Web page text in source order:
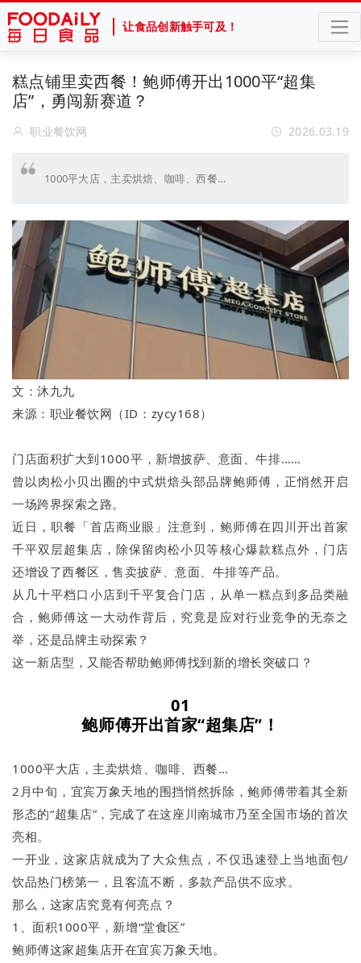
让食品创新触手可及！
糕点铺里卖西餐！鲍师傅开出1000平“超集
店”，勇闯新赛道？
职业餐饮网 2026.03.19
1000平大店，主卖烘焙、咖啡、西餐…
文：沐九九
来源：职业餐饮网（ID：zycy168）
门店面积扩大到1000平，新增披萨、意面、牛排……
曾以肉松小贝出圈的中式烘焙头部品牌鲍师傅，正悄然开启
一场跨界探索之路。
近日，职餐「首店商业眼」注意到，鲍师傅在四川开出首家
千平双层超集店，除保留肉松小贝等核心爆款糕点外，门店
还增设了西餐区，售卖披萨、意面、牛排等产品。
从几十平档口小店到千平复合门店，从单一糕点到多品类融
合，鲍师傅这一大动作背后，究竟是应对行业竞争的无奈之
举，还是品牌主动探索？
这一新店型，又能否帮助鲍师傅找到新的增长突破口？
01
鲍师傅开出首家“超集店”！
1000平大店，主卖烘焙、咖啡、西餐…
2月中旬，宜宾万象天地的围挡悄然拆除，鲍师傅带着其全新
形态的“超集店”，完成了在这座川南城市乃至全国市场的首次
亮相。
一开业，这家店就成为了大众焦点，不仅迅速登上当地面包/
饮品热门榜第一，且客流不断，多款产品供不应求。
那么，这家店究竟有何亮点？
1、面积1000平，新增“堂食区”
鲍师傅这家超集店开在宜宾万象天地。